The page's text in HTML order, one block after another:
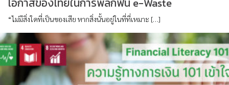
“ไม่มีสิ่งใดที่เป็นของเสีย หากสิ่งนั้นอยู่ในที่ที่เหมาะ […]